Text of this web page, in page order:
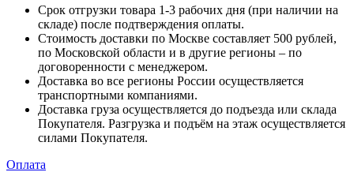
Срок отгрузки товара 1-3 рабочих дня (при наличии на
складе) после подтверждения оплаты.
Стоимость доставки по Москве составляет 500 рублей,
по Московской области и в другие регионы – по
договоренности с менеджером.
Доставка во все регионы России осуществляется
транспортными компаниями.
Доставка груза осуществляется до подъезда или склада
Покупателя. Разгрузка и подъём на этаж осуществляется
силами Покупателя.
Оплата